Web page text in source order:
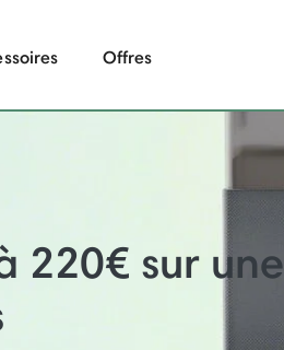
Offres
220€ sur une